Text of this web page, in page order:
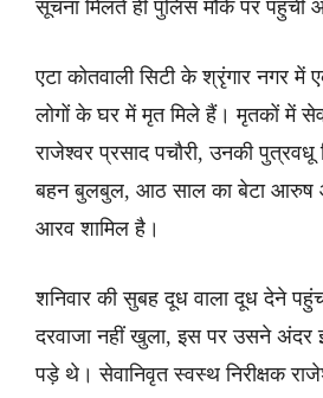
सूचना मिलते ही पुलिस मौके पर
एटा कोतवाली सिटी के श्रृंगार नगर में
लोगों के घर में मृत मिले हैं। मृतकों में
राजेश्वर प्रसाद पचौरी, उनकी पुत्रवधू
बहन बुलबुल, आठ साल का बेटा आरुष
आरव शामिल है।
शनिवार की सुबह दूध वाला दूध देने
दरवाजा नहीं खुला, इस पर उसने अंदर
पड़े थे। सेवानिवृत स्वस्थ निरीक्षक